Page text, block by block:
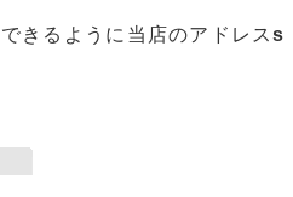
きるように当店のアドレスs